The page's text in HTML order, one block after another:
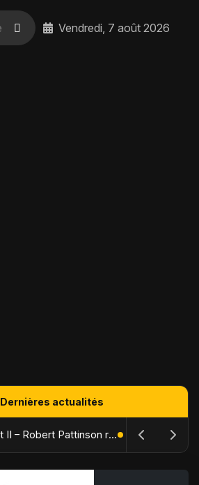
Vendredi, 7 août 2026
Dernières actualités
The Batman : Part II – Robert Pattinson replonge dans les ténèbres de Gotham dès octobre 2027